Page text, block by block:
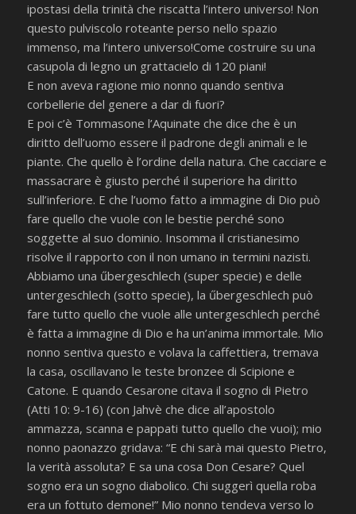
ipostasi della trinità che riscatta l’intero universo! Non
questo pulviscolo roteante perso nello spazio
immenso, ma l’intero universo!Come costruire su una
casupola di legno un grattacielo di 120 piani!
E non aveva ragione mio nonno quando sentiva
corbellerie del genere a dar di fuori?
E poi c’è Tommasone l’Aquinate che dice che è un
diritto dell’uomo essere il padrone degli animali e le
piante. Che quello è l’ordine della natura. Che cacciare e
massacrare è giusto perché il superiore ha diritto
sull’inferiore. E che l’uomo fatto a immagine di Dio può
fare quello che vuole con le bestie perché sono
soggette al suo dominio. Insomma il cristianesimo
risolve il rapporto con il non umano in termini nazisti.
Abbiamo una űbergeschlech (super specie) e delle
untergeschlech (sotto specie), la űbergeschlech può
fare tutto quello che vuole alle untergeschlech perché
è fatta a immagine di Dio e ha un’anima immortale. Mio
nonno sentiva questo e volava la caffettiera, tremava
la casa, oscillavano le teste bronzee di Scipione e
Catone. E quando Cesarone citava il sogno di Pietro
(Atti 10: 9-16) (con Jahvè che dice all’apostolo
ammazza, scanna e pappati tutto quello che vuoi); mio
nonno paonazzo gridava: “E chi sarà mai questo Pietro,
la verità assoluta? E sa una cosa Don Cesare? Quel
sogno era un sogno diabolico. Chi suggerì quella roba
era un fottuto demone!” Mio nonno tendeva verso lo